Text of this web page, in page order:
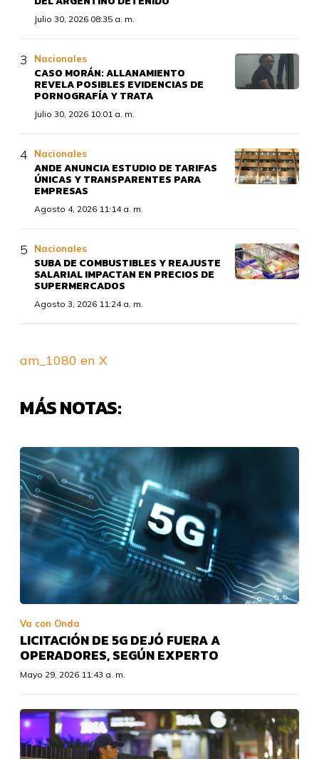
Julio 30, 2026 08:35 a. m.
Nacionales
CASO MORÁN: ALLANAMIENTO
REVELA POSIBLES EVIDENCIAS DE
PORNOGRAFÍA Y TRATA
Julio 30, 2026 10:01 a. m.
Nacionales
ANDE ANUNCIA ESTUDIO DE TARIFAS
ÚNICAS Y TRANSPARENTES PARA
EMPRESAS
Agosto 4, 2026 11:14 a. m.
Nacionales
SUBA DE COMBUSTIBLES Y REAJUSTE
SALARIAL IMPACTAN EN PRECIOS DE
SUPERMERCADOS
Agosto 3, 2026 11:24 a. m.
am_1080 en X
MÁS NOTAS:
Va con Onda
LICITACIÓN DE 5G DEJÓ FUERA A
OPERADORES, SEGÚN EXPERTO
Mayo 29, 2026 11:43 a. m.